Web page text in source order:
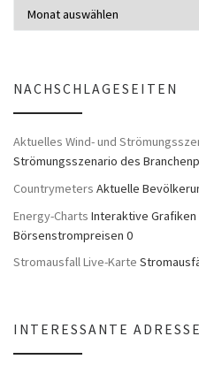
NACHSCHLAGESEITEN
Aktuelles Wind- und
Strömungsszenario des
Countrymeters Aktuelle
Energy-Charts Interaktive
Börsenstrompreisen 0
Stromausfall Live-Karte
INTERESSANTE